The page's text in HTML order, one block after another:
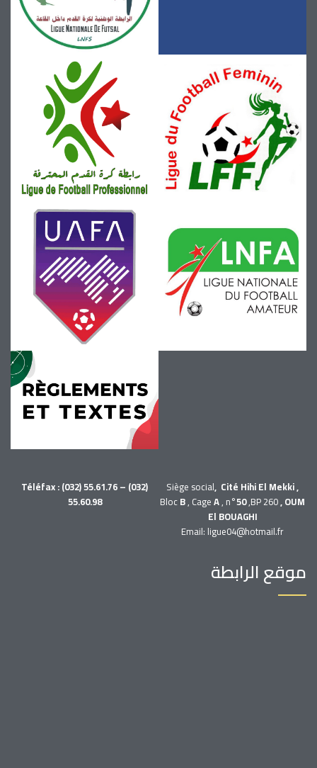
Siège social, Cité Hihi El Mekki ,
BlocB, CageA, n°50,BP 260, OUM
El BOUAGHI
Téléfax : (032) 55.61.76 – (032)
55.60.98
Email: ligue04@hotmail.fr
موقع الرابطة